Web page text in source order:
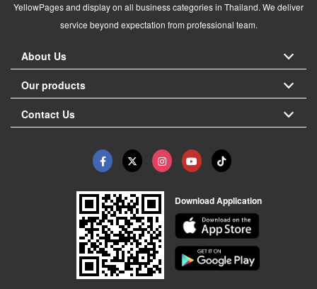
YellowPages and display on all business categories in Thailand. We deliver
service beyond expectation from professional team.
About Us
Our products
Contact Us
Download Application